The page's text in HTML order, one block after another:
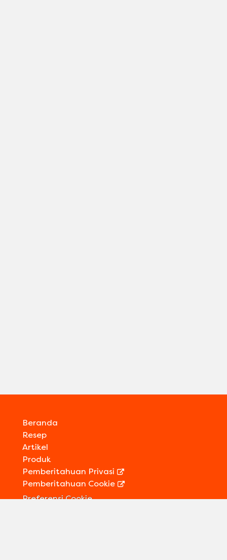
Beranda
Resep
Artikel
Produk
Pemberitahuan Privasi
Pemberitahuan Cookie
Preferensi Cookie